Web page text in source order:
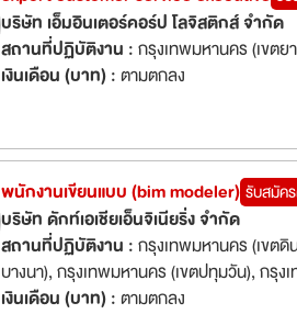
บริษัท เอ็มอินเตอร์คอร์ป โลจิสติกส์ จำกัด
สถานที่ปฏิบัติงาน :กรุงเทพมหานคร (เขตย
เงินเดือน (บาท) :ตามตกลง
พนักงานเขียนแบบ (bim modeler) รับสมัค
บริษัท ดักท์เอเชียเอ็นจิเนียริ่ง จำกัด
สถานที่ปฏิบัติงาน :กรุงเทพมหานคร (เขตดิ
บางนา), กรุงเทพมหานคร (เขตปทุมวัน), กรุง
กรุงเทพมหานคร (เขตสาทร)
เงินเดือน (บาท) :ตามตกลง